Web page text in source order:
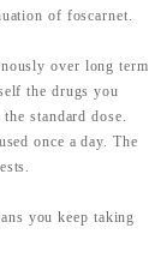
of foscarnet.
over long term
the drugs you
standard dose.
once a day. The
you keep taking